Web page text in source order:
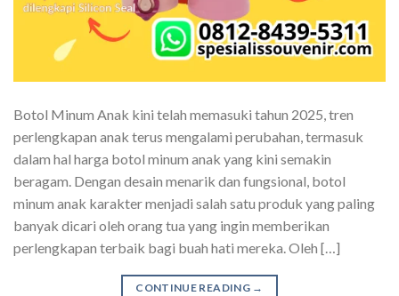
Botol Minum Anak kini telah memasuki tahun 2025, tren
perlengkapan anak terus mengalami perubahan, termasuk
dalam hal harga botol minum anak yang kini semakin
beragam. Dengan desain menarik dan fungsional, botol
minum anak karakter menjadi salah satu produk yang paling
banyak dicari oleh orang tua yang ingin memberikan
perlengkapan terbaik bagi buah hati mereka. Oleh […]
CONTINUE READING →